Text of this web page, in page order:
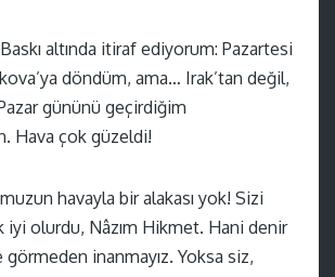
altında itiraf ediyorum: Pazartesi
döndüm, ama… Irak’tan değil,
gününü geçirdiğim
Hava çok güzeldi!
havayla bir alakası yok! Sizi
iyi olurdu, Nâzım Hikmet. Hani denir
inanmayız. Yoksa siz,